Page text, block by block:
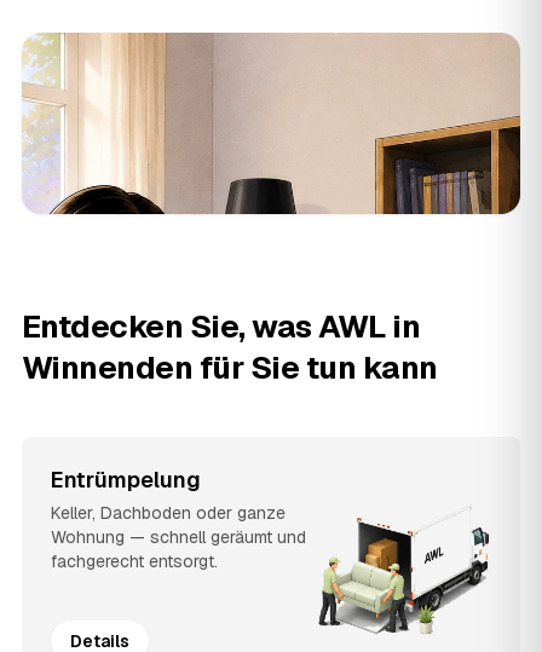
Entdecken Sie, was AWL in
Winnenden für Sie tun kann
Entrümpelung
Keller, Dachboden oder ganze
Wohnung — schnell geräumt und
fachgerecht entsorgt.
Details